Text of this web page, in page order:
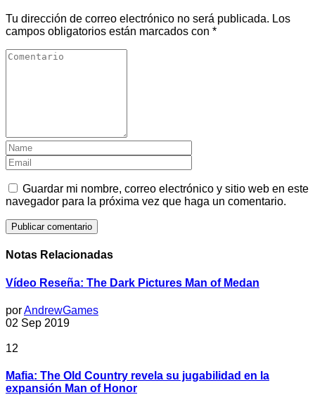
Tu dirección de correo electrónico no será publicada. Los
campos obligatorios están marcados con *
Guardar mi nombre, correo electrónico y sitio web en este
navegador para la próxima vez que haga un comentario.
Notas Relacionadas
Vídeo Reseña: The Dark Pictures Man of Medan
porAndrewGames
02 Sep 2019
12
Mafia: The Old Country revela su jugabilidad en la
expansión Man of Honor